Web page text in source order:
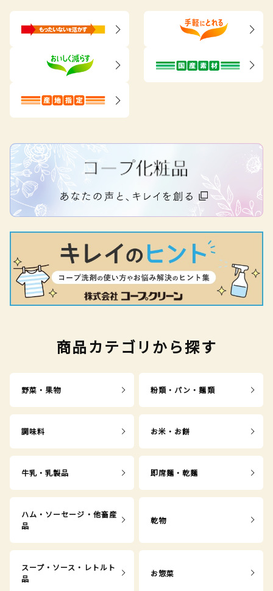
商品カテゴリから探す
野菜・果物 粉類・パン・麺類
調味料 お米・お餅
牛乳・乳製品 即席麺・乾麺
ハム・ソーセージ・他畜産
品
乾物
スープ・ソース・レトルト
品
お惣菜